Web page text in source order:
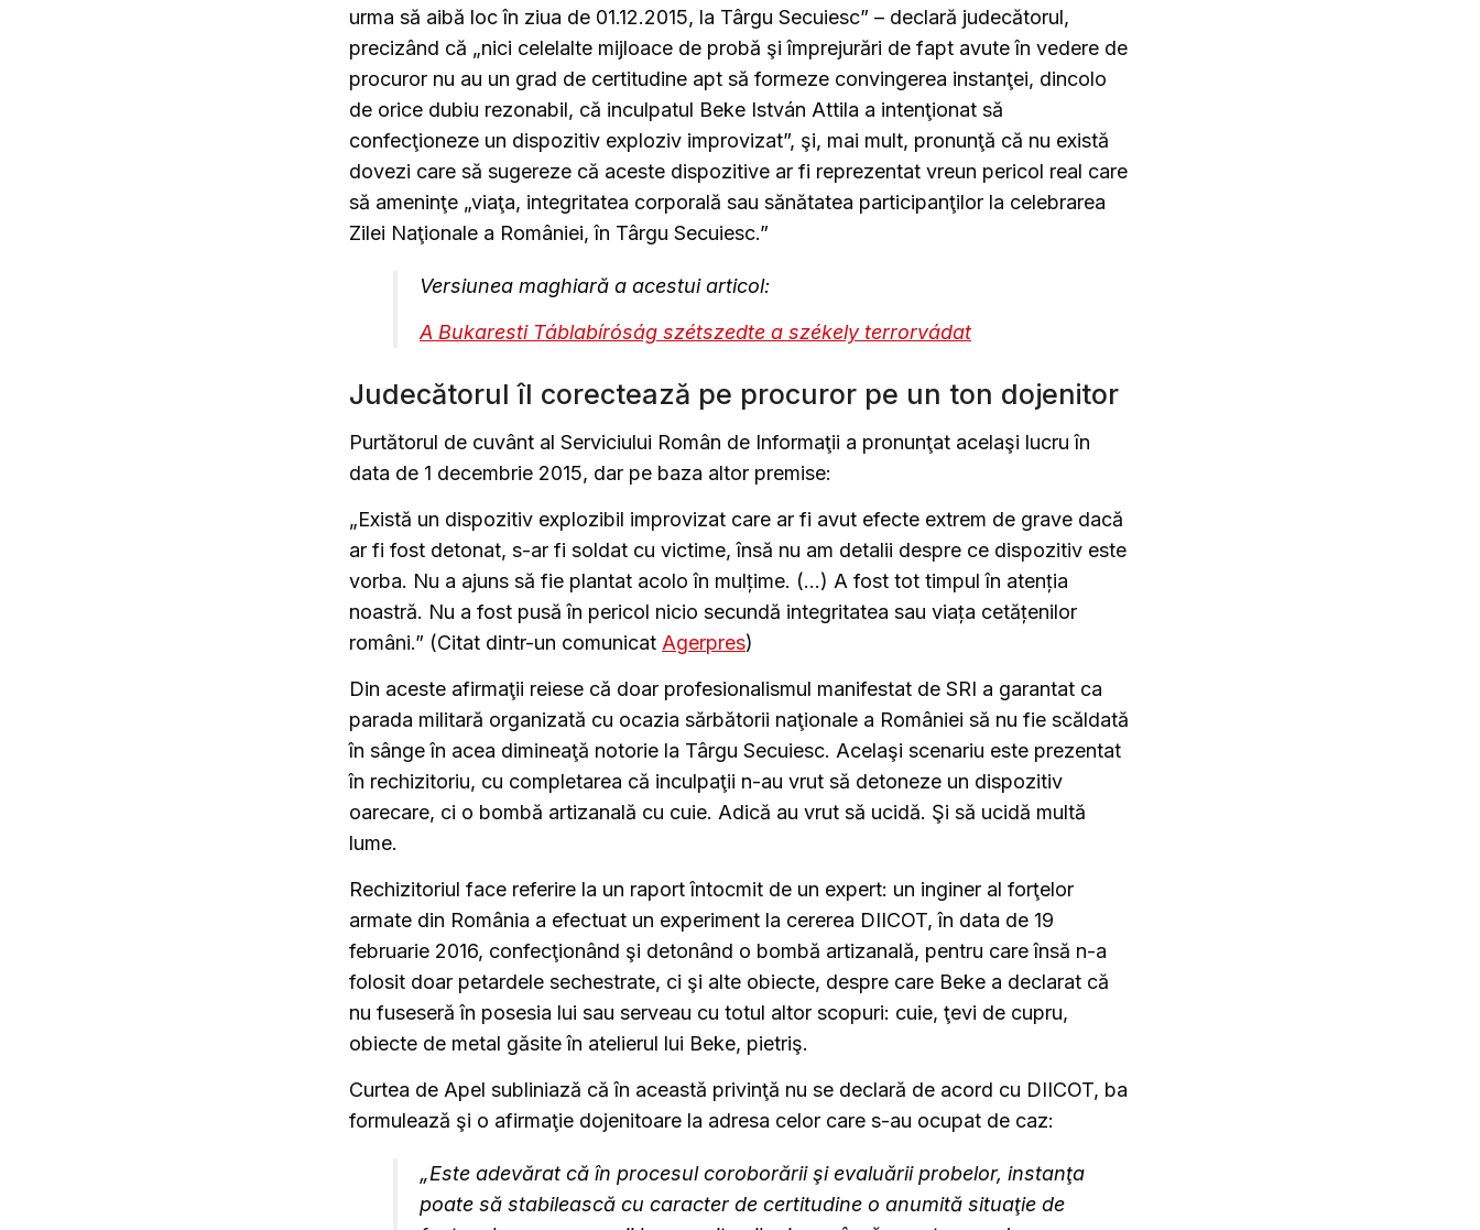
urma să aibă loc în ziua de 01.12.2015, la Târgu Secuiesc” – declară judecătorul,
precizând că „nici celelalte mijloace de probă şi împrejurări de fapt avute în vedere de
procuror nu au un grad de certitudine apt să formeze convingerea instanţei, dincolo
de orice dubiu rezonabil, că inculpatul Beke István Attila a intenţionat să
confecţioneze un dispozitiv exploziv improvizat”, şi, mai mult, pronunţă că nu există
dovezi care să sugereze că aceste dispozitive ar fi reprezentat vreun pericol real care
să ameninţe „viaţa, integritatea corporală sau sănătatea participanţilor la celebrarea
Zilei Naţionale a României, în Târgu Secuiesc.”
Versiunea maghiară a acestui articol:
A Bukaresti Táblabíróság szétszedte a székely terrorvádat
Judecătorul îl corectează pe procuror pe un ton dojenitor
Purtătorul de cuvânt al Serviciului Român de Informaţii a pronunţat acelaşi lucru în
data de 1 decembrie 2015, dar pe baza altor premise:
„Există un dispozitiv explozibil improvizat care ar fi avut efecte extrem de grave dacă
ar fi fost detonat, s-ar fi soldat cu victime, însă nu am detalii despre ce dispozitiv este
vorba. Nu a ajuns să fie plantat acolo în mulțime. (…) A fost tot timpul în atenția
noastră. Nu a fost pusă în pericol nicio secundă integritatea sau viața cetățenilor
români.” (Citat dintr-un comunicat Agerpres)
Din aceste afirmaţii reiese că doar profesionalismul manifestat de SRI a garantat ca
parada militară organizată cu ocazia sărbătorii naţionale a României să nu fie scăldată
în sânge în acea dimineaţă notorie la Târgu Secuiesc. Acelaşi scenariu este prezentat
în rechizitoriu, cu completarea că inculpaţii n-au vrut să detoneze un dispozitiv
oarecare, ci o bombă artizanală cu cuie. Adică au vrut să ucidă. Şi să ucidă multă
lume.
Rechizitoriul face referire la un raport întocmit de un expert: un inginer al forţelor
armate din România a efectuat un experiment la cererea DIICOT, în data de 19
februarie 2016, confecţionând şi detonând o bombă artizanală, pentru care însă n-a
folosit doar petardele sechestrate, ci şi alte obiecte, despre care Beke a declarat că
nu fuseseră în posesia lui sau serveau cu totul altor scopuri: cuie, ţevi de cupru,
obiecte de metal găsite în atelierul lui Beke, pietriş.
Curtea de Apel subliniază că în această privinţă nu se declară de acord cu DIICOT, ba
formulează şi o afirmaţie dojenitoare la adresa celor care s-au ocupat de caz:
„Este adevărat că în procesul coroborării şi evaluării probelor, instanţa
poate să stabilească cu caracter de certitudine o anumită situaţie de